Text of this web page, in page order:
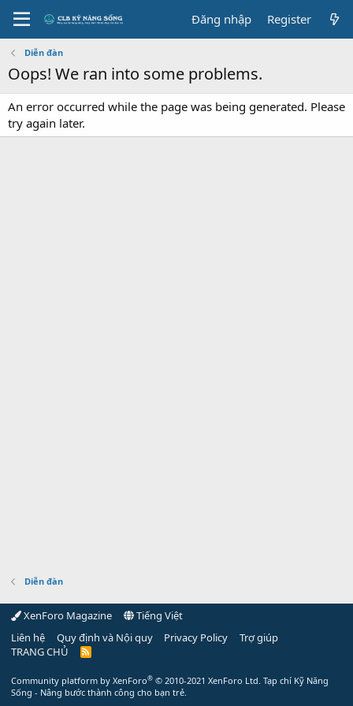
Đăng nhập Register
Diễn đàn
Oops! We ran into some problems.
An error occurred while the page was being generated. Please
try again later.
Diễn đàn
XenForo Magazine
Tiếng Việt
Liên hệ
Quy định và Nội quy Privacy Policy
Trợ giúp
TRANG CHỦ
R
Community platform by XenForo® © 2010-2021 XenForo Ltd. Tạp chí Kỹ Năng
Sống - Nâng bước thành công cho bạn trẻ.